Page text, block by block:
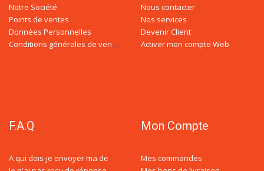
Notre Société
Points de ventes
Données Personnelles
Conditions générales de ventes
Nous contacter
Nos services
Devenir Client
Activer mon compte Web
F.A.Q
A qui dois-je envoyer ma demande de devis ?
Mon Compte
Mes commandes